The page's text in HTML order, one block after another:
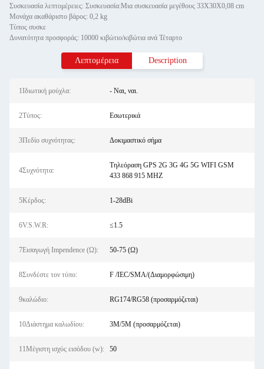
Συσκευασία λεπτομέρειες: Συσκευασία:Μια συσκευασία μεγέθους 33X30X0,08 cm
Μονάχα ακαθάριστο βάρος: 0,2 kg
Τύπος συσκε
Δυνατότητα προσφοράς: 10000 κιβώτιο/κιβώτια ανά Τέταρτο
Λεπτομέρεια Description
1Ιδιωτική μούχλα: - Ναι, ναι.
2Τύπος: Εσωτερικά
3Πεδίο συχνότητας: Δοκιμαστικό σήμα
4Συχνότητα:
Τηλεόραση GPS 2G 3G 4G 5G WIFI GSM
433 868 915 MHZ
5Κέρδος: 1-28dBi
6V.S.W.R: ≤1.5
7Εισαγωγή Impendence (Ω): 50-75 (Ω)
8Συνδέστε τον τύπο: F /IEC/SMA/(Διαμορφώσιμη)
9καλώδιο: RG174/RG58 (προσαρμόζεται)
10Διάστημα καλωδίου: 3M/5M (προσαρμόζεται)
11Μέγιστη ισχύς εισόδου (w): 50